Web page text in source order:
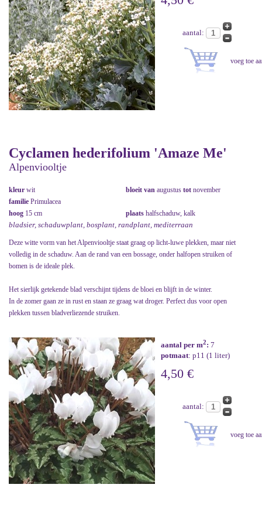
aantal:
Cyclamen hederifolium 'Amaze Me'
Alpenviooltje
kleur wit bloeit van augustus tot november
familie Primulacea
hoog 15 cm plaats halfschaduw, kalk
bladsier, schaduwplant, bosplant, randplant, mediterraan
Deze witte vorm van het Alpenviooltje staat graag op licht-luwe plekken, maar niet
volledig in de schaduw. Aan de rand van een bossage, onder halfopen struiken of
bomen is de ideale plek.
Het sierlijk getekende blad verschijnt tijdens de bloei en blijft in de winter.
In de zomer gaan ze in rust en staan ze graag wat droger. Perfect dus voor open
plekken tussen bladverliezende struiken.
aantal per m2: 7
potmaat: p11 (1 liter)
4,50 €
aantal: